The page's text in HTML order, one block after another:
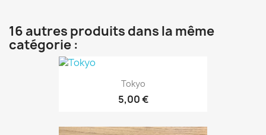
16 autres produits dans la même
catégorie :
Tokyo
5,00 €